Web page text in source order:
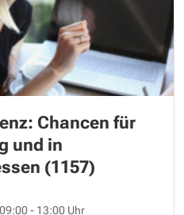
Chancen für
und in
(1157)
- 13:00 Uhr